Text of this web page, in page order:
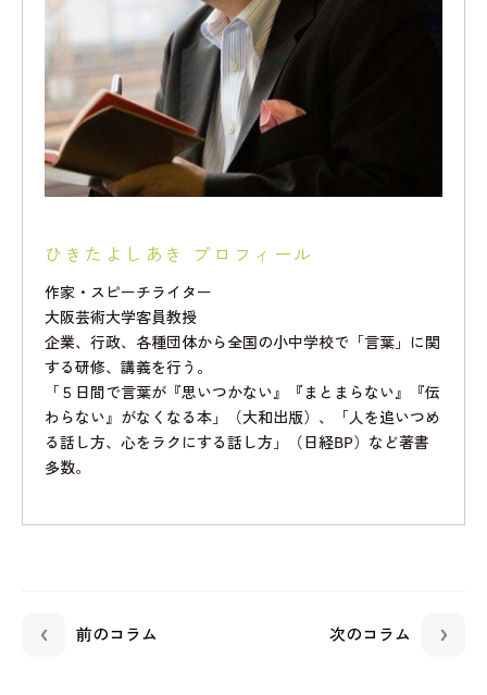
ひきたよしあき プロフィール
作家・スピーチライター
大阪芸術大学客員教授
企業、行政、各種団体から全国の小中学校で「言葉」に関
する研修、講義を行う。
「５日間で言葉が『思いつかない』『まとまらない』『伝
わらない』がなくなる本」（大和出版）、「人を追いつめ
る話し方、心をラクにする話し方」（日経BP）など著書
多数。
前のコラム 次のコラム